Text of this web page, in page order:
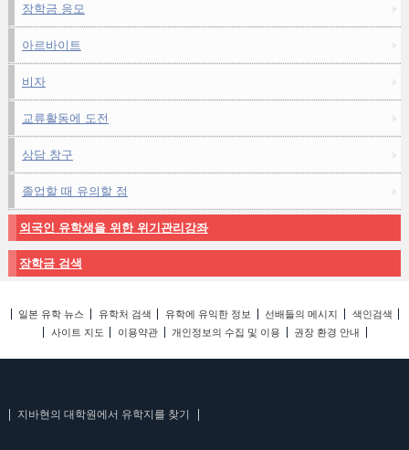
장학금 응모
아르바이트
비자
교류활동에 도전
상담 창구
졸업할 때 유의할 점
외국인 유학생을 위한 위기관리강좌
장학금 검색
일본 유학 뉴스 유학처 검색 유학에 유익한 정보 선배들의 메시지
색인검색
사이트 지도
이용약관 개인정보의 수집 및 이용 권장 환경 안내
지바현의 대학원에서 유학지를 찾기